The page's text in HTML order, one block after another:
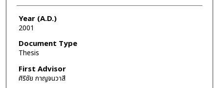
Year (A.D.)
2001
Document Type
Thesis
First Advisor
ศิริชัย กาญจนวาสี